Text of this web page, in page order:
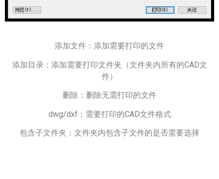
添加文件：添加需要打印的文件
添加目录：添加需要打印文件夹（文件夹内所有的CAD文
件）
删除：删除无需打印的文件
dwg/dxf：需要打印的CAD文件格式
包含子文件夹：文件夹内包含子文件的是否需要选择